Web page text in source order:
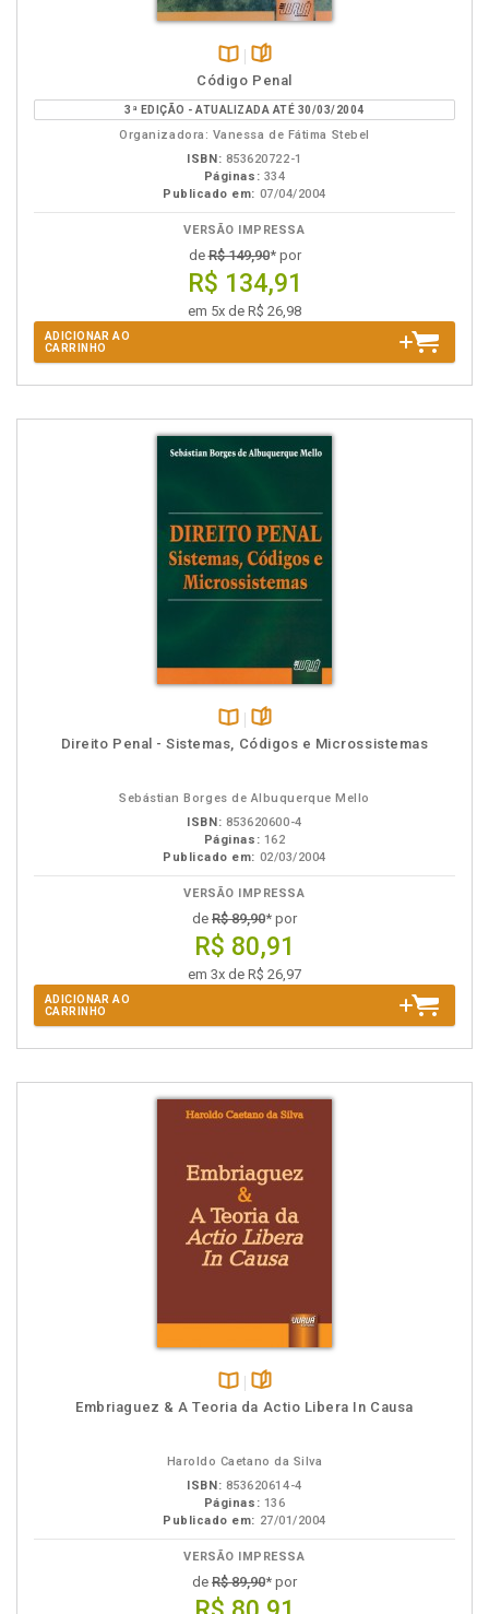
Disponível
na
B.V.
páginas
Código Penal
3ª EDIÇÃO - ATUALIZADA ATÉ 30/03/2004
Organizadora: Vanessa de Fátima Stebel
ISBN: 853620722-1
Páginas: 334
Publicado em: 07/04/2004
VERSÃO IMPRESSA
deR$ 149,90* por
R$ 134,91
em 5x de R$ 26,98
ADICIONAR AO
CARRINHO
Disponível
páginas
Direito Penal - Sistemas, Códigos e Microssistemas
Sebástian Borges de Albuquerque Mello
ISBN: 853620600-4
Páginas: 162
Publicado em: 02/03/2004
VERSÃO IMPRESSA
de R$ 89,90* por
R$ 80,91
em 3x de R$ 26,97
ADICIONAR AO
CARRINHO
Disponível
páginas
Embriaguez & A Teoria da Actio Libera In Causa
Haroldo Caetano da Silva
ISBN: 853620614-4
Páginas: 136
Publicado em: 27/01/2004
VERSÃO IMPRESSA
de R$ 89,90* por